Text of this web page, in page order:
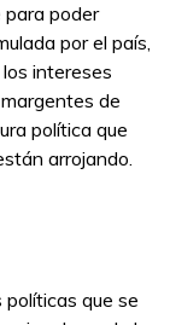
poder
por el país,
intereses
de
política que
arrojando.
que se